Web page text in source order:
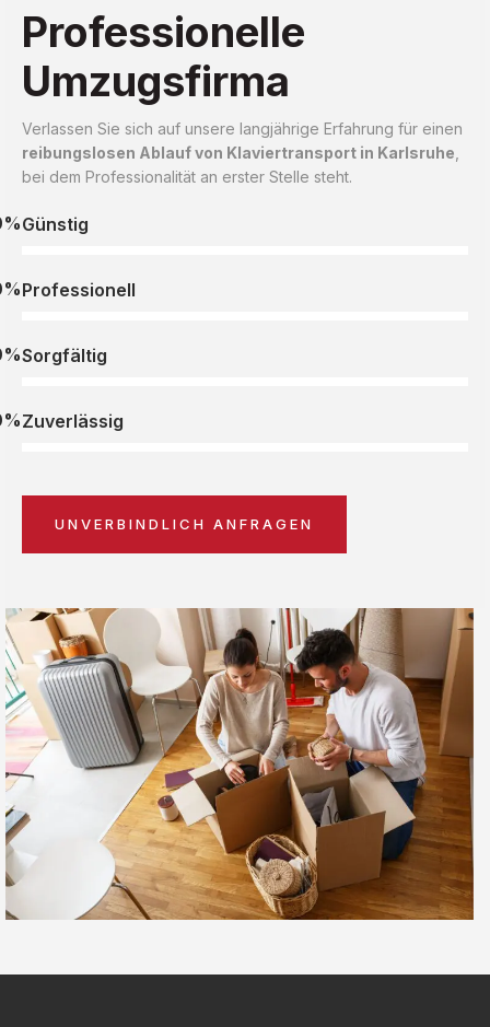
Professionelle
Umzugsfirma
Verlassen Sie sich auf unsere langjährige Erfahrung für einen
reibungslosen Ablauf von Klaviertransport in Karlsruhe
bei dem Professionalität an erster Stelle steht.
Günstig
Professionell
Sorgfältig
Zuverlässig
UNVERBINDLICH ANFRAGEN